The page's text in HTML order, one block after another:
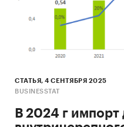
СТАТЬЯ, 4 СЕНТЯБРЯ 2025
BUSINESSTAT
В 2024 г импорт